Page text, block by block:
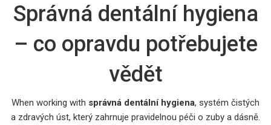
Správná dentální hygiena
– co opravdu potřebujete
vědět
When working with správná dentální hygiena, systém čistých
a zdravých úst, který zahrnuje pravidelnou péči o zuby a dásně.